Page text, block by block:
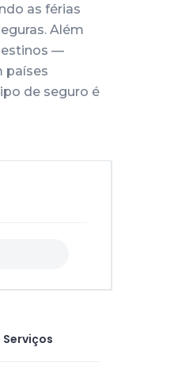
as férias
Além
—
países
de seguro é
Serviços